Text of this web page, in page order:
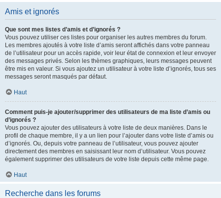
Amis et ignorés
Que sont mes listes d’amis et d’ignorés ?
Vous pouvez utiliser ces listes pour organiser les autres membres du forum.
Les membres ajoutés à votre liste d’amis seront affichés dans votre panneau
de l’utilisateur pour un accès rapide, voir leur état de connexion et leur envoyer
des messages privés. Selon les thèmes graphiques, leurs messages peuvent
être mis en valeur. Si vous ajoutez un utilisateur à votre liste d’ignorés, tous ses
messages seront masqués par défaut.
Haut
Comment puis-je ajouter/supprimer des utilisateurs de ma liste d’amis ou
d’ignorés ?
Vous pouvez ajouter des utilisateurs à votre liste de deux manières. Dans le
profil de chaque membre, il y a un lien pour l’ajouter dans votre liste d’amis ou
d’ignorés. Ou, depuis votre panneau de l’utilisateur, vous pouvez ajouter
directement des membres en saisissant leur nom d’utilisateur. Vous pouvez
également supprimer des utilisateurs de votre liste depuis cette même page.
Haut
Recherche dans les forums